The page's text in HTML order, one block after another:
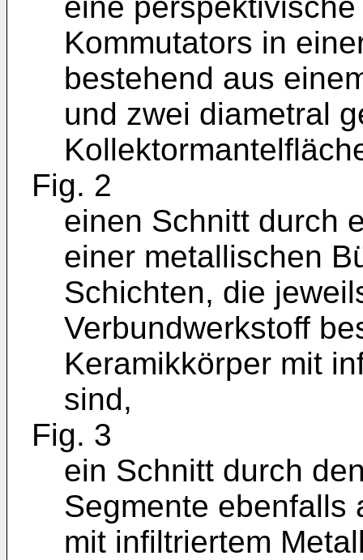
Kommutators in
bestehend aus
und zwei diametral
Fig. 2
einen Schnitt durch
einer metallischen
Schichten, die
Verbundwerkstoff
Keramikkörper mit
sind,
Fig. 3
ein Schnitt durch
Segmente ebenfalls
mit infiltriertem